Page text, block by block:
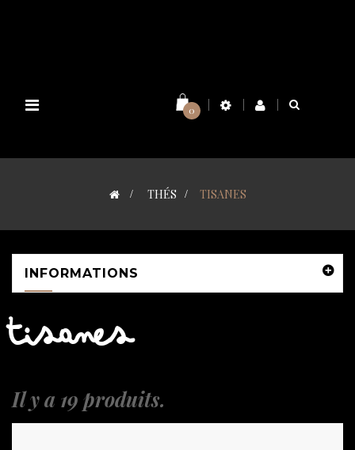
Basculer
navigation
0
> THÉS > TISANES
INFORMATIONS
TISANES
Il y a 19 produits.